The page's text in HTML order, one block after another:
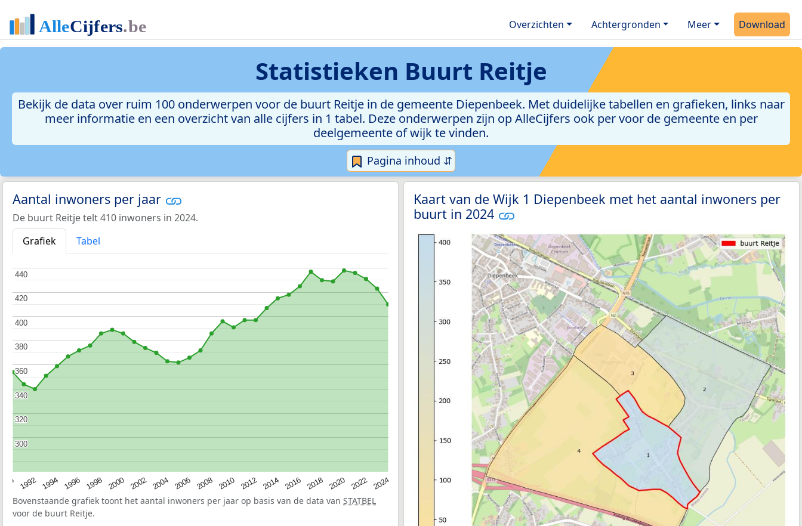
Overzichten Achtergronden Meer Download
Statistieken Buurt Reitje
Bekijk de data over ruim 100 onderwerpen voor de buurt Reitje in de gemeente Diepenbeek. Met duidelijke tabellen en grafieken, links naar
meer informatie en een overzicht van alle cijfers in 1 tabel. Deze onderwerpen zijn op AlleCijfers ook per voor de gemeente en per
deelgemeente of wijk te vinden.
Pagina inhoud ⇵
Aantal inwoners per jaar
De buurt Reitje telt 410 inwoners in 2024.
Grafiek
Tabel
1992 1994 1996 1998 2000 2002 2004 2006 2008 2010 2012 2014 2016 2018 2020 2022 2024
300
300
320
320
340
340
360
360
380
380
400
400
420
420
440
440
Bovenstaande grafiek toont het aantal inwoners per jaar op basis van de data van STATBEL
voor de buurt Reitje.
Kaart van de Wijk 1 Diepenbeek met het aantal inwoners per
buurt in 2024